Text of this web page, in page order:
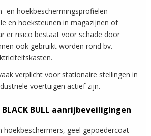
en hoekbeschermingsprofielen
en hoeksteunen in magazijnen of
er risico bestaat voor schade door
ook gebruikt worden rond bv.
verplicht voor stationaire stellingen in
voertuigen actief zijn.
BULL aanrijbeveiligingen
hoekbeschermers, geel gepoedercoat